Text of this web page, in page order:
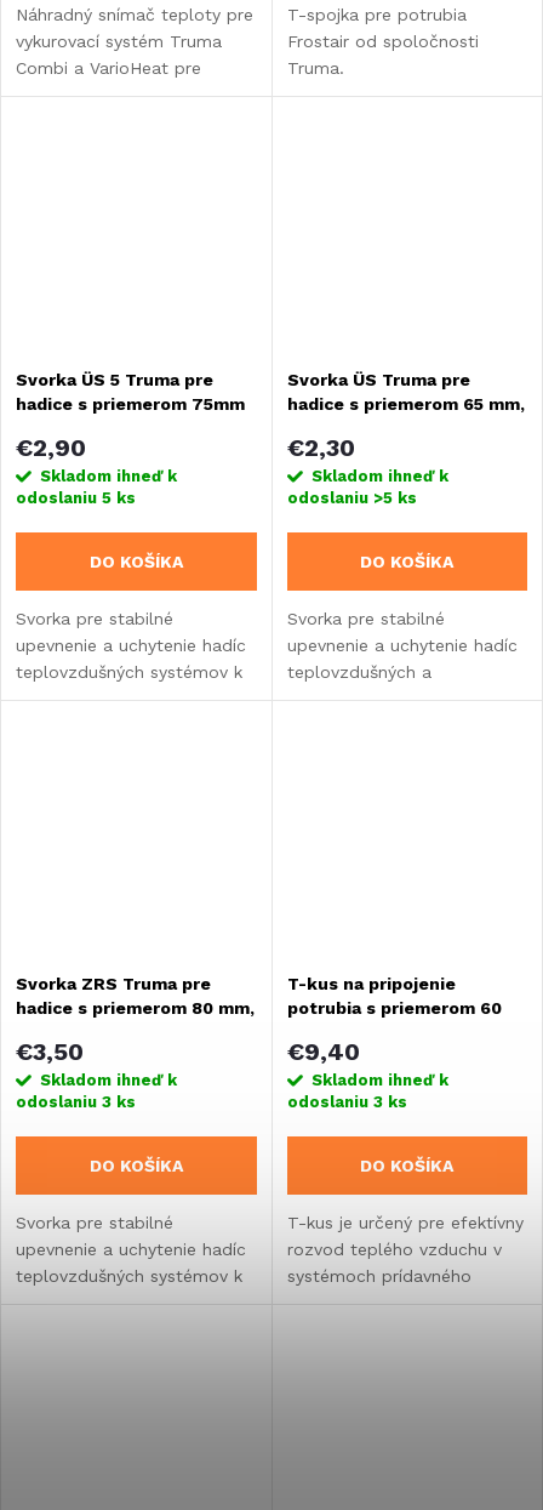
Náhradný snímač teploty pre
vykurovací systém Truma
Combi a VarioHeat pre
presné meranie a reguláciu
T-spojka pre potrubia
Frostair od spoločnosti
Truma.
Svorka ÜS 5 Truma pre
hadice s priemerom 75mm
€2,90
Skladom ihneď k
odoslaniu 5 ks
DO KOŠÍKA
Svorka pre stabilné
upevnenie a uchytenie hadíc
teplovzdušných systémov k
vnútorným stenám obytného
Svorka ÜS Truma pre
hadice s priemerom 65 mm,
€2,30
Skladom ihneď k
odoslaniu >5 ks
DO KOŠÍKA
Svorka pre stabilné
upevnenie a uchytenie hadíc
teplovzdušných a
chladiacich systémov k
Svorka ZRS Truma pre
hadice s priemerom 80 mm,
€3,50
Skladom ihneď k
odoslaniu 3 ks
DO KOŠÍKA
Svorka pre stabilné
upevnenie a uchytenie hadíc
teplovzdušných systémov k
vnútorným stenám obytného
T-kus na pripojenie
potrubia s priemerom 60
€9,40
Skladom ihneď k
odoslaniu 3 ks
DO KOŠÍKA
T-kus je určený pre efektívny
rozvod teplého vzduchu v
systémoch prídavného
kúrenia v karavane, obytného